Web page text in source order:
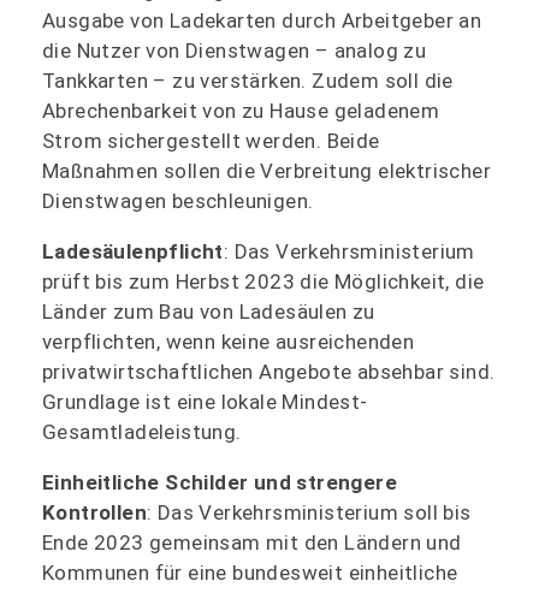
Ausgabe von Ladekarten durch Arbeitgeber an
die Nutzer von Dienstwagen – analog zu
Tankkarten – zu verstärken. Zudem soll die
Abrechenbarkeit von zu Hause geladenem
Strom sichergestellt werden. Beide
Maßnahmen sollen die Verbreitung elektrischer
Dienstwagen beschleunigen.
Ladesäulenpflicht: Das Verkehrsministerium
prüft bis zum Herbst 2023 die Möglichkeit, die
Länder zum Bau von Ladesäulen zu
verpflichten, wenn keine ausreichenden
privatwirtschaftlichen Angebote absehbar sind.
Grundlage ist eine lokale Mindest-
Gesamtladeleistung.
Einheitliche Schilder und strengere
Kontrollen: Das Verkehrsministerium soll bis
Ende 2023 gemeinsam mit den Ländern und
Kommunen für eine bundesweit einheitliche